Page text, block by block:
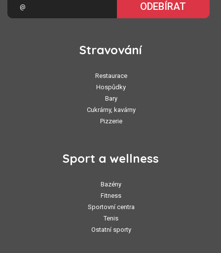
ODEBÍRAT
Stravování
Restaurace
Hospůdky
Bary
Cukrárny, kavárny
Pizzerie
Sport a wellness
Bazény
Fitness
Sportovní centra
Tenis
Ostatní sporty